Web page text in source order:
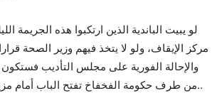
لو يبيت الباندية الذين ارتكبوا هذه الجريمة
مركز الإيقاف، ولو لا يتخذ فيهم وزير الصحة
والإحالة الفورية على مجلس التأديب
من طرف حكومة الفخفاخ تفتح الباب أمام مزيد من العنف والفتنة..